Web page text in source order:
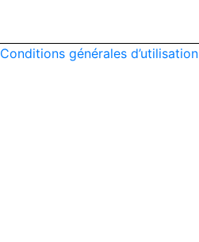
Conditions générales d’utilisation